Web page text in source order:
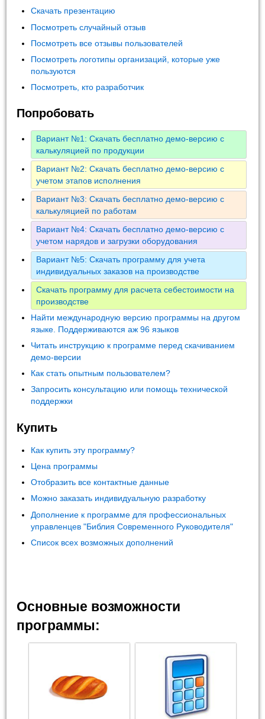
Скачать презентацию
Посмотреть случайный отзыв
Посмотреть все отзывы пользователей
Посмотреть логотипы организаций, которые уже
пользуются
Посмотреть, кто разработчик
Попробовать
Вариант №1: Скачать бесплатно демо-версию с
калькуляцией по продукции
Вариант №2: Скачать бесплатно демо-версию с
учетом этапов исполнения
Вариант №3: Скачать бесплатно демо-версию с
калькуляцией по работам
Вариант №4: Скачать бесплатно демо-версию с
учетом нарядов и загрузки оборудования
Вариант №5: Скачать программу для учета
индивидуальных заказов на производстве
Скачать программу для расчета себестоимости на
производстве
Найти международную версию программы на другом
языке. Поддерживаются аж 96 языков
Читать инструкцию к программе перед скачиванием
демо-версии
Как стать опытным пользователем?
Запросить консультацию или помощь технической
поддержки
Купить
Как купить эту программу?
Цена программы
Отобразить все контактные данные
Можно заказать индивидуальную разработку
Дополнение к программе для профессиональных
управленцев "Библия Современного Руководителя"
Список всех возможных дополнений
Основные возможности
программы: